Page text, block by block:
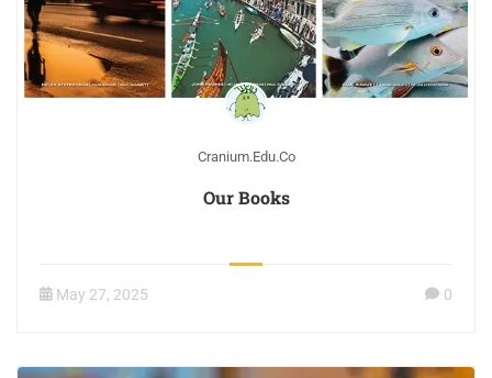
Cranium.edu.co
Our Books
May 27, 2025 0